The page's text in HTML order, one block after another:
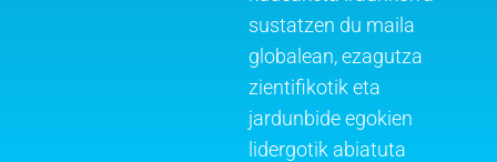
sustatzen du maila
globalean, ezagutza
zientifikotik eta
jardunbide egokien
lidergotik abiatuta